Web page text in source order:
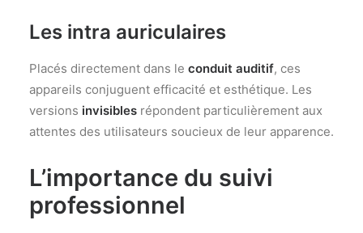
Les intra auriculaires
Placés directement dans le conduit auditif, ces
appareils conjuguent efficacité et esthétique. Les
versions invisibles répondent particulièrement aux
attentes des utilisateurs soucieux de leur apparence.
L’importance du suivi
professionnel